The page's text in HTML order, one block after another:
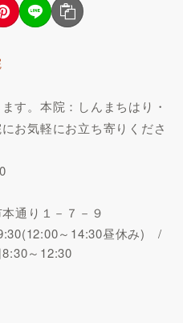
す。本院：しんまちはり・
お気軽にお立ち寄りくださ
通り１－７－９
～14:30昼休み) /
～12:30